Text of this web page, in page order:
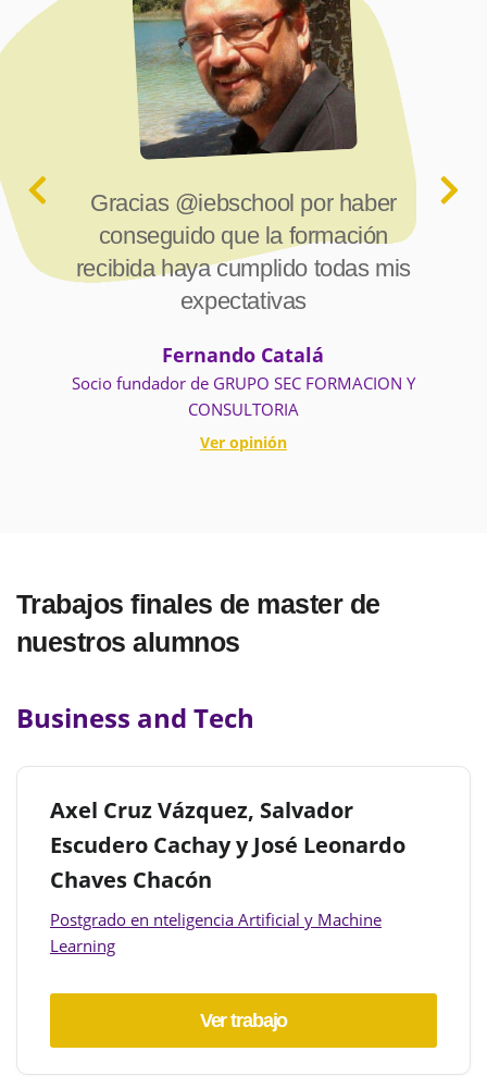
Gracias @iebschool por haber
conseguido que la formación
recibida haya cumplido todas mis
expectativas
Fernando Catalá
Socio fundador de GRUPO SEC FORMACION Y
CONSULTORIA
Ver opinión
Anterior
Trabajos finales de master de
nuestros alumnos
Business and Tech
Axel Cruz Vázquez, Salvador
Escudero Cachay y José Leonardo
Chaves Chacón
Postgrado en nteligencia Artificial y Machine
Learning
Ver trabajo